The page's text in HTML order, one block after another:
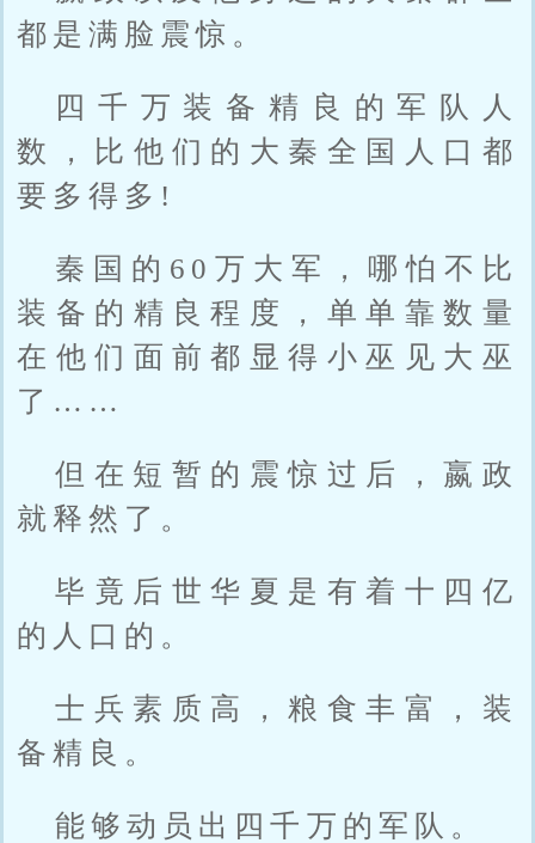
都是满脸震惊。
四千万装备精良的军队人
数，比他们的大秦全国人口都
要多得多!
秦国的60万大军，哪怕不比
装备的精良程度，单单靠数量
在他们面前都显得小巫见大巫
了……
但在短暂的震惊过后，嬴政
就释然了。
毕竟后世华夏是有着十四亿
的人口的。
士兵素质高，粮食丰富，装
备精良。
能够动员出四千万的军队。